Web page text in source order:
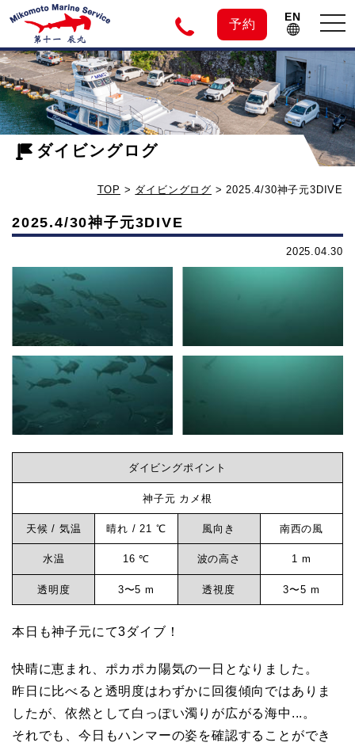
予約
EN
神
子
元
ダ
イ
ビ
な
ら
神
子
元
2025.4/30
神
子
ダ
イ
ビ
グ
ロ
グ
神
子
元
ダイビングログ
TOP > ダイビングログ >2025.4/30神子元3DIVE
2025.4/30神子元3DIVE
2025.04.30
ダイビングポイント
神子元 カメ根
天候 / 気温 晴れ / 21 ℃ 風向き 南西の風
水温 16 ℃ 波の高さ 1 m
透明度 3〜5 m 透視度 3〜5 m
本日も神子元にて3ダイブ！
快晴に恵まれ、ポカポカ陽気の一日となりました。
昨日に比べると透明度はわずかに回復傾向ではありま
したが、依然として白っぽい濁りが広がる海中...。
それでも、今日もハンマーの姿を確認することができ